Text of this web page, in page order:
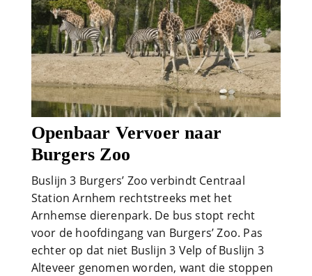
Openbaar Vervoer naar
Burgers Zoo
Buslijn 3 Burgers’ Zoo verbindt Centraal
Station Arnhem rechtstreeks met het
Arnhemse dierenpark. De bus stopt recht
voor de hoofdingang van Burgers’ Zoo. Pas
echter op dat niet Buslijn 3 Velp of Buslijn 3
Alteveer genomen worden, want die stoppen